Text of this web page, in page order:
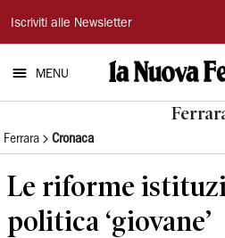
La
Nuova
Ferrara
Iscriviti alle Newsletter
MENU
Ferrara Cronaca
Le riforme
politica ‘giovane’